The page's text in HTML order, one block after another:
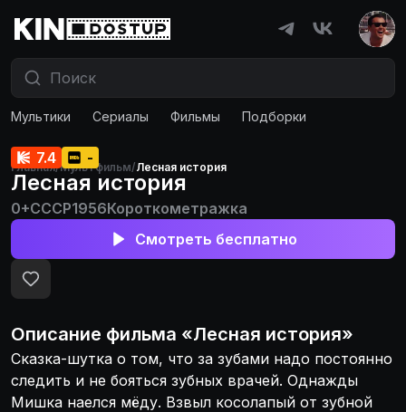
Мультики Сериалы Фильмы Подборки
Главная/Мультфильм/Лесная история
7.4 -
Лесная история
0+СССР1956Короткометражка
Смотреть бесплатно
Описание фильма «Лесная история»
Сказка-шутка о том, что за зубами надо постоянно
следить и не бояться зубных врачей. Однажды
Мишка наелся мёду. Взвыл косолапый от зубной